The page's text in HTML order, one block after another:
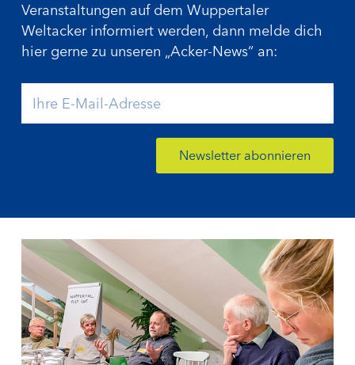
Veranstaltungen auf dem Wuppertaler
Weltacker informiert werden, dann melde dich
hier gerne zu unseren „Acker-News“ an: